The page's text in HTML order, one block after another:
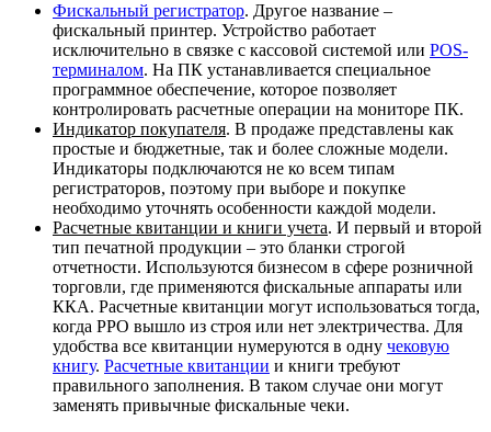
Фискальный регистратор. Другое название –
фискальный принтер. Устройство работает
исключительно в связке с кассовой системой или POS-
терминалом. На ПК устанавливается специальное
программное обеспечение, которое позволяет
контролировать расчетные операции на мониторе ПК.
Индикатор покупателя. В продаже представлены как
простые и бюджетные, так и более сложные модели.
Индикаторы подключаются не ко всем типам
регистраторов, поэтому при выборе и покупке
необходимо уточнять особенности каждой модели.
Расчетные квитанции и книги учета. И первый и второй
тип печатной продукции – это бланки строгой
отчетности. Используются бизнесом в сфере розничной
торговли, где применяются фискальные аппараты или
ККА. Расчетные квитанции могут использоваться тогда,
когда РРО вышло из строя или нет электричества. Для
удобства все квитанции нумеруются в одну чековую
книгу. Расчетные квитанции и книги требуют
правильного заполнения. В таком случае они могут
заменять привычные фискальные чеки.